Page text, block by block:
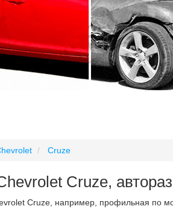
Cruze
Cruze,
Cruze, например, профильная по